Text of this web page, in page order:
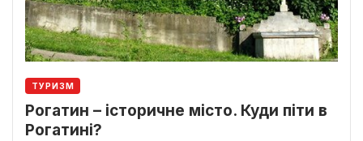
ТУРИЗМ
Рогатин – історичне місто. Куди піти в
Рогатині?